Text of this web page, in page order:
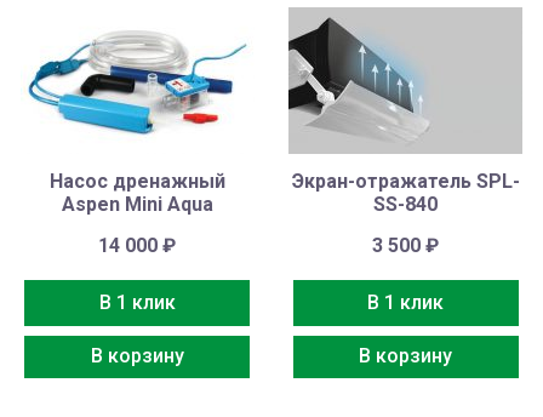
Насос дренажный
Aspen Mini Aqua
14 000₽
В 1 клик
В корзину
Экран-отражатель SPL-
SS-840
3 500₽
В 1 клик
В корзину